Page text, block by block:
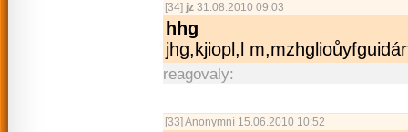
[34] jz 31.08.2010 09:03
hhg
jhg,kjiopl,l
reagovaly:
[33] Anonymní 15.06.2010 10:52